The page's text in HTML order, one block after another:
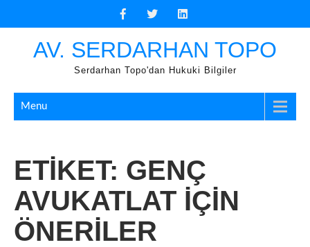
AV. SERDARHAN TOPO
Serdarhan Topo'dan Hukuki Bilgiler
Menu
ETIKET: GENÇ
AVUKATLAT IÇIN
ÖNERILER